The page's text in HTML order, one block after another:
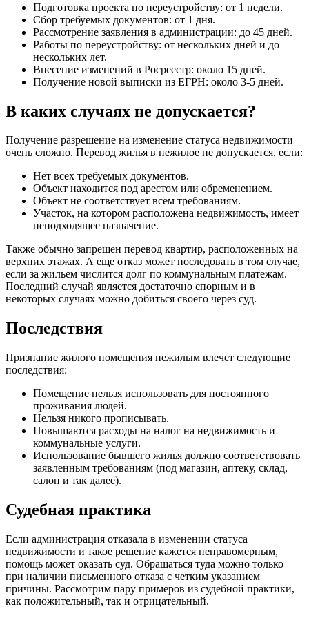
Подготовка проекта по переустройству: от 1 недели.
Сбор требуемых документов: от 1 дня.
Рассмотрение заявления в администрации: до 45 дней.
Работы по переустройству: от нескольких дней и до
нескольких лет.
Внесение изменений в Росреестр: около 15 дней.
Получение новой выписки из ЕГРН: около 3-5 дней.
В каких случаях не допускается?
Получение разрешение на изменение статуса недвижимости
очень сложно. Перевод жилья в нежилое не допускается, если:
Нет всех требуемых документов.
Объект находится под арестом или обременением.
Объект не соответствует всем требованиям.
Участок, на котором расположена недвижимость, имеет
неподходящее назначение.
Также обычно запрещен перевод квартир, расположенных на
верхних этажах. А еще отказ может последовать в том случае,
если за жильем числится долг по коммунальным платежам.
Последний случай является достаточно спорным и в
некоторых случаях можно добиться своего через суд.
Последствия
Признание жилого помещения нежилым влечет следующие
последствия:
Помещение нельзя использовать для постоянного
проживания людей.
Нельзя никого прописывать.
Повышаются расходы на налог на недвижимость и
коммунальные услуги.
Использование бывшего жилья должно соответствовать
заявленным требованиям (под магазин, аптеку, склад,
салон и так далее).
Судебная практика
Если администрация отказала в изменении статуса
недвижимости и такое решение кажется неправомерным,
помощь может оказать суд. Обращаться туда можно только
при наличии письменного отказа с четким указанием
причины. Рассмотрим пару примеров из судебной практики,
как положительный, так и отрицательный.